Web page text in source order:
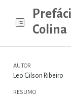
Colina
AUTOR
Leo Gilson Ribeiro
RESUMO